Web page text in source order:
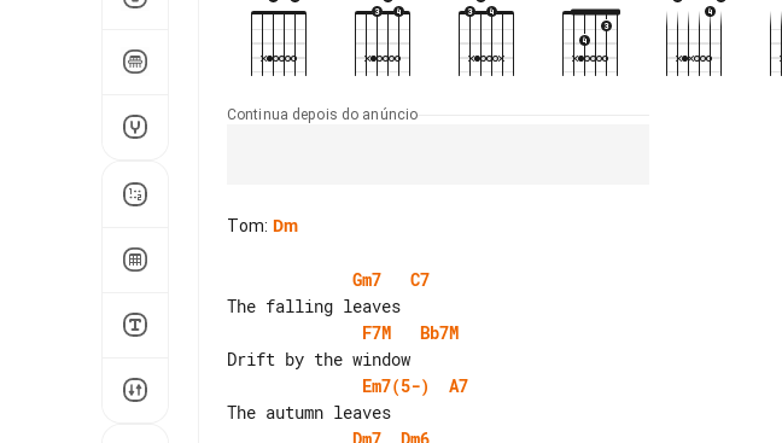
Continua depois do anúncio
Tom: Dm
Gm7
C7
F7M
Bb7M
Em7(5-)
A7